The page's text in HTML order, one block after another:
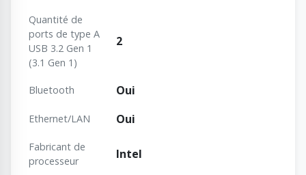
Quantité de
ports de type A
USB 3.2 Gen 1
(3.1 Gen 1)
2
Bluetooth Oui
Ethernet/LAN Oui
Fabricant de
processeur
Intel